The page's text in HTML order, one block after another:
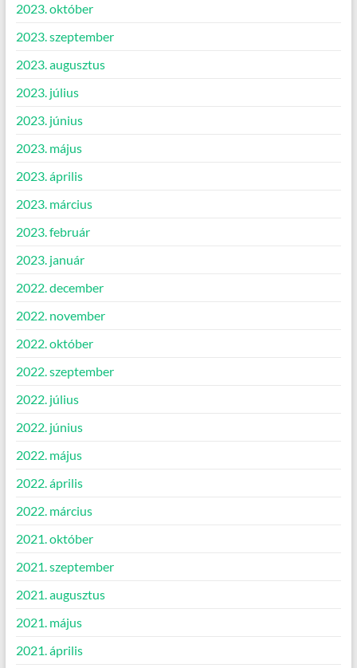
2023. október
2023. szeptember
2023. augusztus
2023. július
2023. június
2023. május
2023. április
2023. március
2023. február
2023. január
2022. december
2022. november
2022. október
2022. szeptember
2022. július
2022. június
2022. május
2022. április
2022. március
2021. október
2021. szeptember
2021. augusztus
2021. május
2021. április